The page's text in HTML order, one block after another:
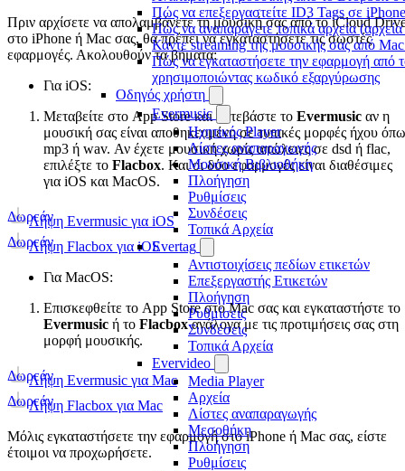
Πώς να επεξεργαστείτε ID3 Tags σε
Πώς να αναπαράγετε τοπικά αρχεία
Κάντε streaming της μουσικής σας από
Πώς να εγκαταστήσετε την εφαρμογή από
χρησιμοποιώντας κωδικό εξαργύρωσης
Οδηγός χρήστη
Evermusic
Ηχητικός Player
Λίστες αναπαραγωγής
Μουσική Βιβλιοθήκη
Πλοήγηση
Ρυθμίσεις
Συνδέσεις
Τοπικά Αρχεία
Evertag
Αντιστοιχίσεις πεδίων ετικετών
Επεξεργαστής Ετικετών
Πλοήγηση
Ρυθμίσεις
Συνδέσεις
Τοπικά Αρχεία
Evervideo
Media Player
Αρχεία
Λίστες αναπαραγωγής
Μεσοθήκη
Πλοήγηση
Ρυθμίσεις
Πριν αρχίσετε να απολαμβάνετε τη μουσική σας από το iCloud
στο iPhone ή Mac σας, θα πρέπει να εγκαταστήσετε τις σωστές
εφαρμογές. Ακολουθούν τα βήματα:
Για iOS:
Μεταβείτε στο App Store και κατεβάστε το Evermusic αν η
μουσική σας είναι αποθηκευμένη σε τυπικές μορφές ήχου
mp3 ή wav. Αν έχετε μουσική χωρίς απώλειες σε dsd ή flac,
επιλέξτε το Flacbox. Και οι δύο εφαρμογές είναι διαθέσιμες
για iOS και MacOS.
Λήψη Evermusic για iOS
Δωρεάν
Λήψη Flacbox για iOS
Δωρεάν
Για MacOS:
Επισκεφθείτε το App Store στο Mac σας και εγκαταστήστε το
Evermusic ή το Flacboxανάλογα με τις προτιμήσεις σας στη
μορφή μουσικής.
Λήψη Evermusic για Mac
Δωρεάν
Λήψη Flacbox για Mac
Δωρεάν
Μόλις εγκαταστήσετε την εφαρμογή στο iPhone ή Mac σας, είστε
έτοιμοι να προχωρήσετε.